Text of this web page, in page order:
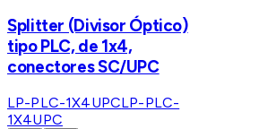
Splitter (Divisor Óptico)
tipo PLC, de 1x4,
conectores SC/UPC
LP-PLC-1X4UPCLP-PLC-
1X4UPC